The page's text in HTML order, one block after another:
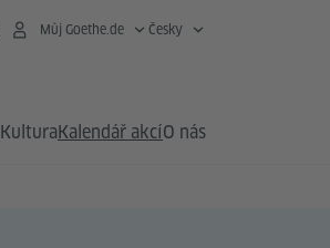
Můj Goethe.de Česky
KulturaKalendář akcíO nás